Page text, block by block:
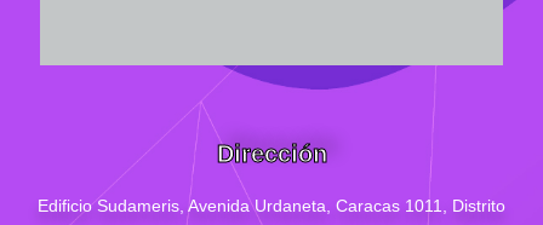
Dirección
Edificio Sudameris, Avenida Urdaneta, Caracas 1011, Distrito